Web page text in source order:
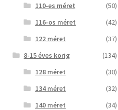
110-es méret
(50)
116-os méret
(42)
122 méret
(37)
8-15 éves korig
(134)
128 méret
(30)
134 méret
(32)
140 méret
(34)